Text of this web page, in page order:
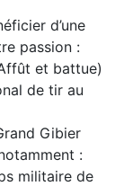
d’une
passion :
et battue)
de tir au
Gibier
:
militaire de